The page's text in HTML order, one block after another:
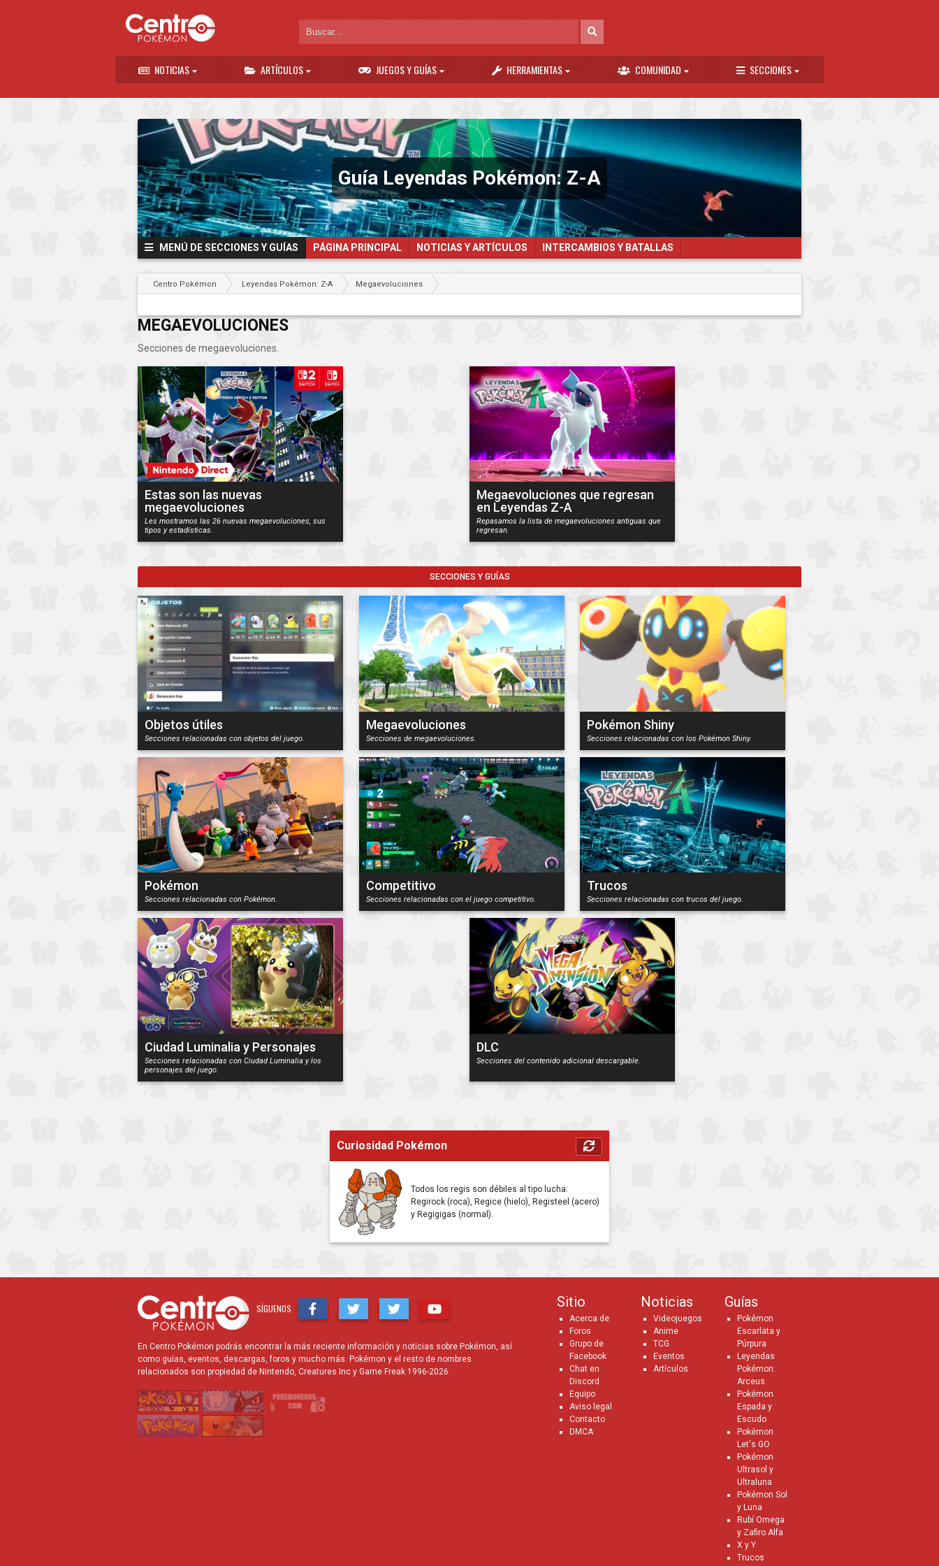
NOTICIAS ARTÍCULOS JUEGOS Y GUÍAS HERRAMIENTAS COMUNIDAD SECCIONES
Guía Leyendas Pokémon: Z-A
MENÚ DE SECCIONES Y GUÍAS PÁGINA PRINCIPAL NOTICIAS Y ARTÍCULOS INTERCAMBIOS Y BATALLAS
Centro Pokémon Leyendas Pokémon: Z-A Megaevoluciones
MEGAEVOLUCIONES
Secciones de megaevoluciones.
Estas son las nuevas
megaevoluciones
Les mostramos las 26 nuevas megaevoluciones, sus
tipos y estadísticas.
Megaevoluciones que regresan
en Leyendas Z-A
Repasamos la lista de megaevoluciones antiguas que
regresan.
SECCIONES Y GUÍAS
Objetos útiles
Secciones relacionadas con objetos del juego.
Megaevoluciones
Secciones de megaevoluciones.
Pokémon Shiny
Secciones relacionadas con los Pokémon Shiny.
Pokémon
Secciones relacionadas con Pokémon.
Competitivo
Secciones relacionadas con el juego competitivo.
Trucos
Secciones relacionadas con trucos del juego.
Ciudad Luminalia y Personajes
Secciones relacionadas con Ciudad Luminalia y los
personajes del juego.
DLC
Secciones del contenido adicional descargable.
Curiosidad Pokémon
Todos los regis son débiles al tipo lucha:
Regirock (roca), Regice (hielo), Registeel (acero)
y Regigigas (normal).
SÍGUENOS
En Centro Pokémon podrás encontrar la más reciente información y noticias sobre Pokémon, así
como guías, eventos, descargas, foros y mucho más. Pokémon y el resto de nombres
relacionados son propiedad de Nintendo, Creatures Inc y Game Freak 1996-2026.
Sitio
Acerca de
Foros
Grupo de
Facebook
Chat en
Discord
Equipo
Aviso legal
Contacto
DMCA
Noticias
Videojuegos
Anime
TCG
Eventos
Artículos
Guías
Pokémon
Escarlata y
Púrpura
Leyendas
Pokémon:
Arceus
Pokémon
Espada y
Escudo
Pokémon
Let's GO
Pokémon
Ultrasol y
Ultraluna
Pokémon Sol
y Luna
Rubí Omega
y Zafiro Alfa
X y Y
Trucos